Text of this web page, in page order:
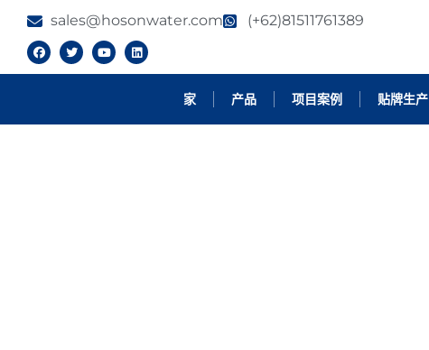
sales@hosonwater.com (+62)81511761389
家 产品 项目案例 贴牌生产